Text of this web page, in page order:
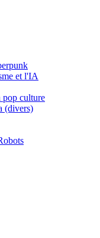
et l'IA
pop culture
(divers)